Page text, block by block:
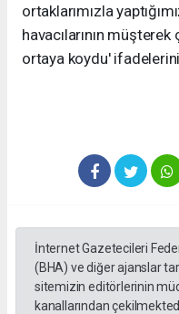
ortaklarımızla
havacılarının
ortaya koydu'
İnternet Gazetecileri
(BHA) ve diğer ajanslar
sitemizin editörlerinin
kanallarından